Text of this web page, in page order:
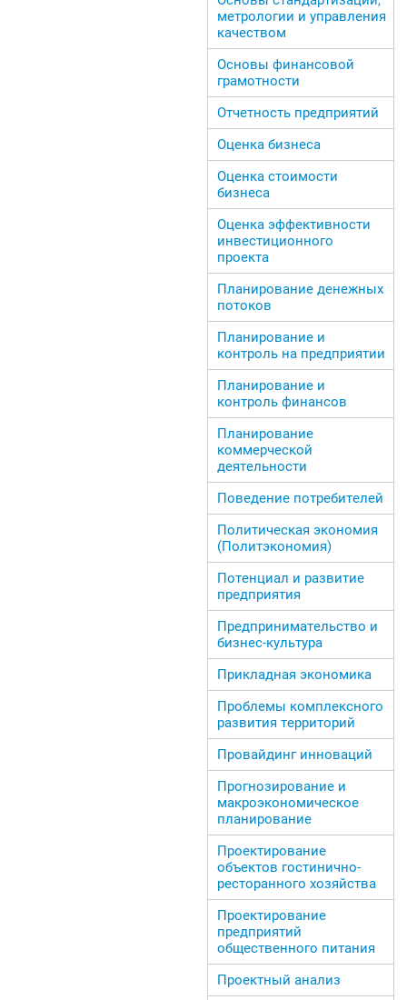
метрологии и управления
качеством
Основы финансовой
грамотности
Отчетность предприятий
Оценка бизнеса
Оценка стоимости
бизнеса
Оценка эффективности
инвестиционного
проекта
Планирование денежных
потоков
Планирование и
контроль на предприятии
Планирование и
контроль финансов
Планирование
коммерческой
деятельности
Поведение потребителей
Политическая экономия
(Политэкономия)
Потенциал и развитие
предприятия
Предпринимательство и
бизнес-культура
Прикладная экономика
Проблемы комплексного
развития территорий
Провайдинг инноваций
Прогнозирование и
макроэкономическое
планирование
Проектирование
объектов гостинично-
ресторанного хозяйства
Проектирование
предприятий
общественного питания
Проектный анализ